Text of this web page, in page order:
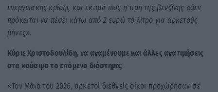
ενεργειακής κρίσης και εκτιμά πως η τιμήτης βενζίνης «δεν
πρόκειται να πέσει κάτω από 2 ευρώ το λίτρο για αρκετούς
μήνες».
Κύριε Χριστοδουλίδη, να αναμένουμε και άλλες ανατιμήσεις
στα καύσιμα το επόμενο διάστημα;
«Τον Μάιο του 2026, αρκετοί διεθνείς οίκοι προχώρησαν σε